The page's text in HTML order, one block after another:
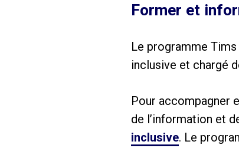
Former et
Le programme
inclusive et chargé
Pour accompagner
de l’information et
inclusive. Le